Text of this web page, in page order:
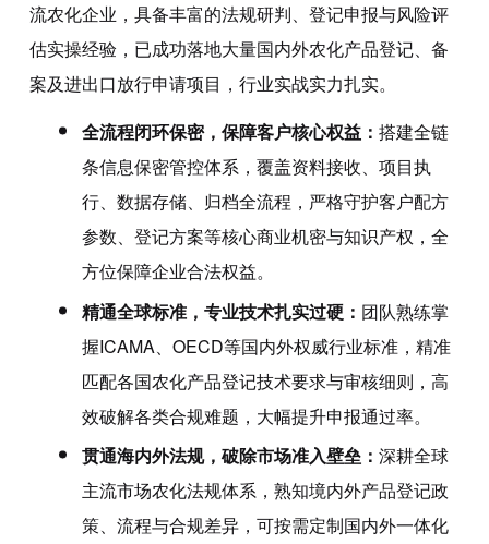
流农化企业，具备丰富的法规研判、登记申报与风险评
估实操经验，已成功落地大量国内外农化产品登记、备
案及进出口放行申请项目，行业实战实力扎实。
全流程闭环保密，保障客户核心权益： 搭建全链
条信息保密管控体系，覆盖资料接收、项目执
行、数据存储、归档全流程，严格守护客户配方
参数、登记方案等核心商业机密与知识产权，全
方位保障企业合法权益。
精通全球标准，专业技术扎实过硬： 团队熟练掌
握ICAMA、OECD等国内外权威行业标准，精准
匹配各国农化产品登记技术要求与审核细则，高
效破解各类合规难题，大幅提升申报通过率。
贯通海内外法规，破除市场准入壁垒： 深耕全球
主流市场农化法规体系，熟知境内外产品登记政
策、流程与合规差异，可按需定制国内外一体化